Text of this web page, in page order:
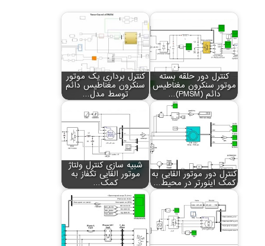
کنترل دور حلقه بسته
موتور سنکرون مغناطیس
دائم (PMSM)…
کنترل برداری یک موتور
سنکرون مغناطیس دائم
توسط مدل…
کنترل دور موتور القایی به
کمک اینورتر در محیط…
شبیه سازی کنترل ولتاژ
موتور القایی تکفاز به
کمک…